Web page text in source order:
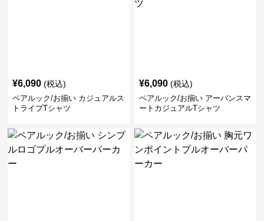
¥6,090 (税込)
ペアルック/お揃い カジュアルス
トライプTシャツ
¥6,090 (税込)
ペアルック/お揃い アーバンスマ
ートカジュアルTシャツ